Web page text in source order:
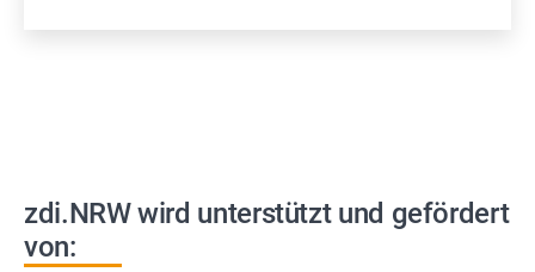
zdi.NRW wird unterstützt und gefördert
von: